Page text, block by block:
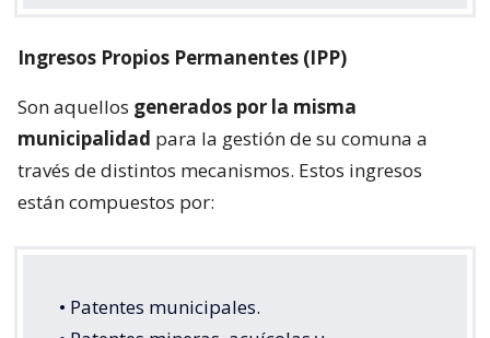
Ingresos Propios Permanentes (IPP)
Son aquellos generados por la misma
municipalidad para la gestión de su comuna a
través de distintos mecanismos. Estos ingresos
están compuestos por:
• Patentes municipales.